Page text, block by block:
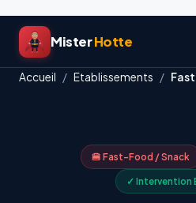
Aller
contenu
MisterHotte
Accueil / Etablissements /
🍔 Fast-Food / Snack
✓ Intervention